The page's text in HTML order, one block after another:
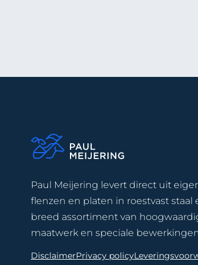
Paul Meijering levert direct uit
flenzen en platen in roestvast staal
breed assortiment van
maatwerk en speciale
DisclaimerPrivacy policy